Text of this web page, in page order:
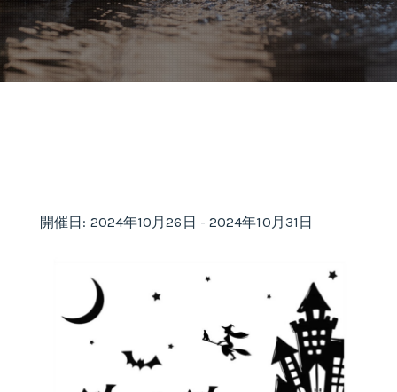
開催日: 2024年10月26日 - 2024年10月31日